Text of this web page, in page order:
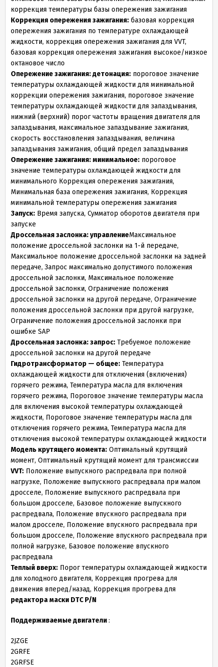
коррекция температуры базы опережения зажигания
Коррекция опережения зажигания: базовая коррекция
опережения зажигания по температуре охлаждающей
жидкости, коррекция опережения зажигания для VVT,
базовая коррекция опережения зажигания высокое/низкое
октановое число
Опережение зажигания: детонация: пороговое значение
температуры охлаждающей жидкости для минимальной
коррекции опережения зажигания, пороговое значение
температуры охлаждающей жидкости для запаздывания,
нижний (верхний) порог частоты вращения двигателя для
запаздывания, максимальное запаздывание зажигания,
скорость восстановления запаздывания, величина
запаздывания зажигания, общий предел запаздывания
Опережение зажигания: минимальное: пороговое
значение температуры охлаждающей жидкости для
минимального Коррекция опережения зажигания,
Минимальная база опережения зажигания, Коррекция
минимальной температуры опережения зажигания
Запуск: Время запуска, Сумматор оборотов двигателя при
запуске
Дроссельная заслонка: управлениеМаксимальное
положение дроссельной заслонки на 1-й передаче,
Максимальное положение дроссельной заслонки на задней
передаче, Запрос максимально допустимого положения
дроссельной заслонки, Максимальное положение
дроссельной заслонки, Ограничение положения
дроссельной заслонки на другой передаче, Ограничение
положения дроссельной заслонки при другой нагрузке,
Ограничение положения дроссельной заслонки при
ошибке SAP
Дроссельная заслонка: запрос: Требуемое положение
дроссельной заслонки на другой передаче
Гидротрансформатор — общее: Температура
охлаждающей жидкости для отключения (включения)
горячего режима, Температура масла для включения
горячего режима, Пороговое значение температуры масла
для включения высокой температуры охлаждающей
жидкости, Пороговое значение температуры масла для
отключения горячего режима, Температура масла для
отключения высокой температуры охлаждающей жидкости
Модель крутящего момента: Оптимальный крутящий
момент, Оптимальный крутящий момент для трансмиссии
VVT: Положение выпускного распредвала при полной
нагрузке, Положение выпускного распредвала при малом
дросселе, Положение выпускного распредвала при
большом дросселе, Базовое положение выпускного
распредвала, Положение впускного распредвала при
малом дросселе, Положение впускного распредвала при
большом дросселе, Положение впускного распредвала при
полной нагрузке, Базовое положение впускного
распредвала
Теплый вверх: Порог температуры охлаждающей жидкости
для холодного двигателя, Коррекция прогрева для
движения вперед/назад, Коррекция прогрева для
редактора маски DTC P/N
Поддерживаемые двигатели:
2JZGE
2GRFE
2GRFSE